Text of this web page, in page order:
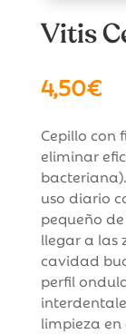
Vitis
4,50€
Cepillo con
eliminar
uso diario
pequeño
llegar a las
cavidad
perfil
limpieza en